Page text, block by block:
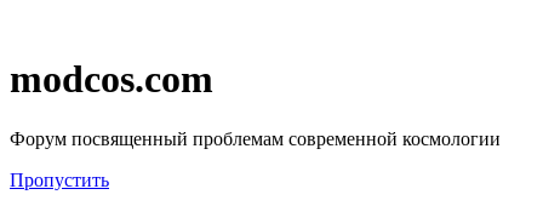
modcos.com
Форум посвященный проблемам современной космологии
Пропустить